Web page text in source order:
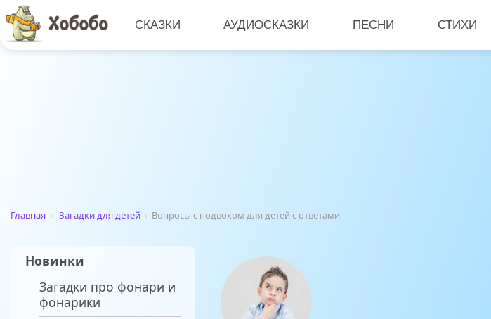
СКАЗКИ АУДИОСКАЗКИ ПЕСНИ СТИХИ
Главная › Загадки для детей › Вопросы с подвохом для детей с ответами
Новинки
Загадки про фонари и
фонарики